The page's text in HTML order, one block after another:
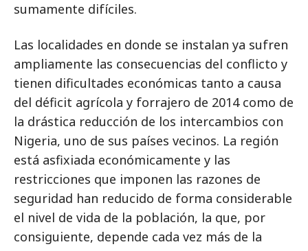
sumamente difíciles.
Las localidades en donde se instalan ya sufren
ampliamente las consecuencias del conflicto y
tienen dificultades económicas tanto a causa
del déficit agrícola y forrajero de 2014 como de
la drástica reducción de los intercambios con
Nigeria, uno de sus países vecinos. La región
está asfixiada económicamente y las
restricciones que imponen las razones de
seguridad han reducido de forma considerable
el nivel de vida de la población, la que, por
consiguiente, depende cada vez más de la